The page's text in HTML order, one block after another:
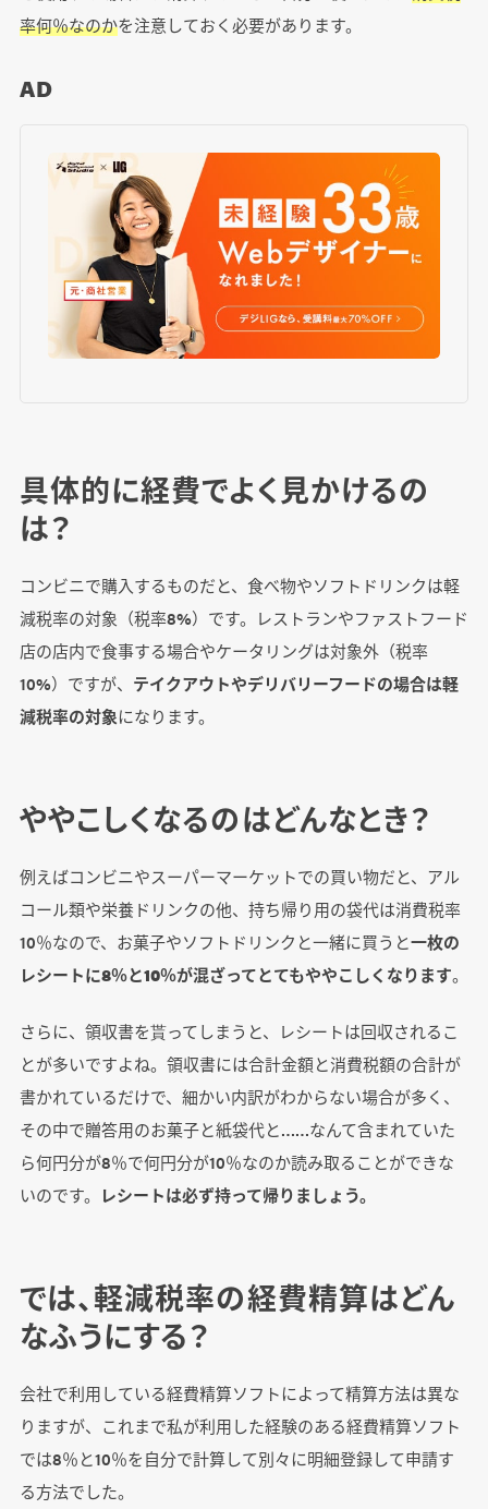
率何％なのかを注意しておく必要があります。
AD
具体的に経費でよく見かけるの
は？
コンビニで購入するものだと、食べ物やソフトドリンクは軽
減税率の対象（税率8%）です。レストランやファストフード
店の店内で食事する場合やケータリングは対象外（税率
10%）ですが、 テイクアウトやデリバリーフードの場合は軽
減税率の対象になります。
ややこしくなるのはどんなとき？
例えばコンビニやスーパーマーケットでの買い物だと、アル
コール類や栄養ドリンクの他、持ち帰り用の袋代は消費税率
10％なので、お菓子やソフトドリンクと一緒に買うと一枚の
レシートに8％と10％が混ざってとてもややこしくなります。
さらに、領収書を貰ってしまうと、レシートは回収されるこ
とが多いですよね。領収書には合計金額と消費税額の合計が
書かれているだけで、細かい内訳がわからない場合が多く、
その中で贈答用のお菓子と紙袋代と……なんて含まれていた
ら何円分が8％で何円分が10％なのか読み取ることができな
いのです。
レシートは必ず持って帰りましょう。
では、軽減税率の経費精算はどん
なふうにする？
会社で利用している経費精算ソフトによって精算方法は異な
りますが、これまで私が利用した経験のある経費精算ソフト
では8％と10％を自分で計算して別々に明細登録して申請す
る方法でした。